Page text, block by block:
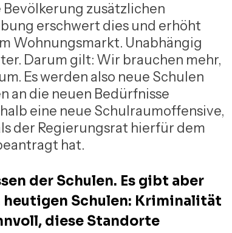
zusätzlichen
erschwert dies und erhöht
Wohnungsmarkt. Unabhängig
Darum gilt: Wir brauchen mehr,
Es werden also neue Schulen
an die neuen Bedürfnisse
eine neue Schulraumoffensive,
der Regierungsrat hierfür dem
hat.
der Schulen. Es gibt aber
heutigen Schulen: Kriminalität
diese Standorte